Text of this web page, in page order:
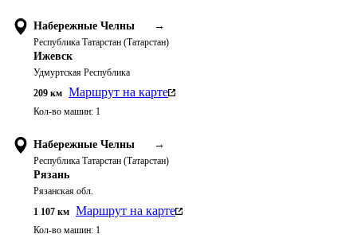
Набережные Челны →
Республика Татарстан (Татарстан)
Ижевск
Удмуртская Республика
209 км Маршрут на карте
Кол-во машин: 1
Набережные Челны →
Республика Татарстан (Татарстан)
Рязань
Рязанская обл.
1 107 км Маршрут на карте
Кол-во машин: 1